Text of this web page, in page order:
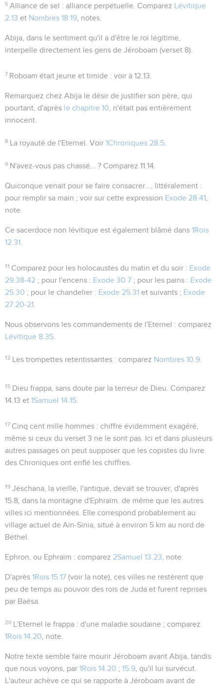
5 Alliance de sel : alliance perpétuelle. Comparez Lévitique
2.13 et Nombres 18.19 , notes.
Abija , dans le sentiment qu'il a d'être le roi légitime,
interpelle directement les gens de Jéroboam (verset 8).
7 Roboam était jeune et timide : voir à12.13
Remarquez chez Abija le désir de justifier son père, qui
pourtant, d'après le chapitre 10 , n'était pas entièrement
innocent.
8 La royauté de l'Eternel . Voir1Chroniques 28.5
9 N'avez-vous pas chassé... ? Comparez11.14
Quiconque venait pour se faire consacrer...
, littéralement :
pour remplir sa main ; voir sur cette expression Exode 28.41
note.
Ce sacerdoce non lévitique est également blâmé dans 1Rois
12.31
11 Comparez pour les holocaustes du matin et du soir : Exode
29.38-42 ; pour l'encens : Exode 30.7 ; pour les pains : Exode
25.30 ; pour le chandelier : Exode 25.31 et suivants ; Exode
27.20-21
Nous observons les commandements de l'Eternel : comparez
Lévitique 8.35
12 Les trompettes retentissantes : comparez Nombres 10.9
15 Dieu frappa , sans doute par la terreur de Dieu . Comparez
14.13 et 1Samuel 14.15
17 Cinq cent mille hommes : chiffre évidemment exagéré,
même si ceux du verset 3 ne le sont pas. Ici et dans plusieurs
autres passages on peut supposer que les copistes du livre
des Chroniques ont enflé les chiffres.
19 Jéschana la vieille, l'antique , devait se trouver, d'après
15.8 , dans la montagne d'Ephraïm. de même que les autres
villes ici mentionnées. Elle correspond probablement au
village actuel de Ain-Sinia, situé à environ 5 km au nord de
Béthel.
Ephron, ou Ephraïm : comparez 2Samuel 13.23 , note.
D'après 1Rois 15.17 (voir la note), ces villes ne restèrent que
peu de temps au pouvoir des rois de Juda et furent reprises
par Baésa.
20 L'Eternel le frappa : d'une maladie soudaine ; comparez
1Rois 14.20 , note.
Notre texte semble faire mourir Jéroboam avant Abija, tandis
que nous voyons, par 1Rois 14.20 ; 15.9 , qu'il lui survécut.
L'auteur achève ce qui se rapporte à Jéroboam avant de